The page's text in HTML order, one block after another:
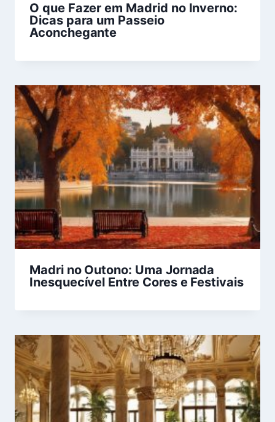
O que Fazer em Madrid no Inverno:
Dicas para um Passeio
Aconchegante
Madri no Outono: Uma Jornada
Inesquecível Entre Cores e Festivais